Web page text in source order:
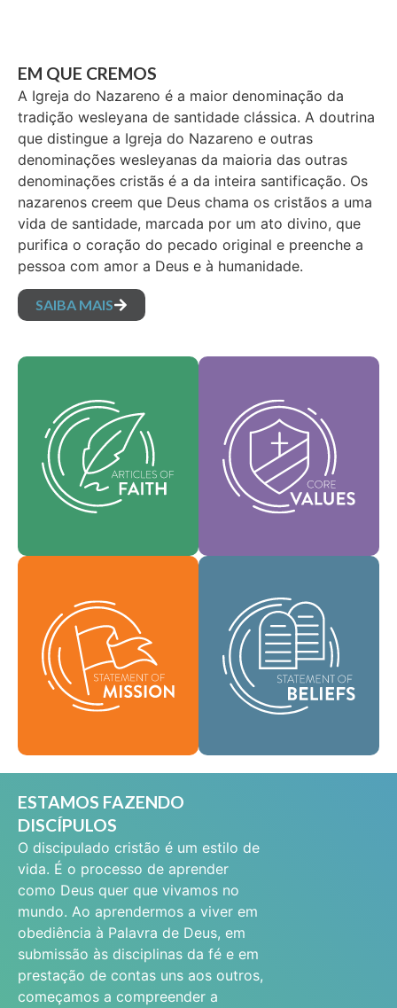
EM QUE CREMOS
A Igreja do Nazareno é a maior denominação da
tradição wesleyana de santidade clássica. A doutrina
que distingue a Igreja do Nazareno e outras
denominações wesleyanas da maioria das outras
denominações cristãs é a da inteira santificação. Os
nazarenos creem que Deus chama os cristãos a uma
vida de santidade, marcada por um ato divino, que
purifica o coração do pecado original e preenche a
pessoa com amor a Deus e à humanidade.
SAIBA MAIS
fundamentais e
estabelecem as
verdades essenciais
que orientam todas as
áreas de nossa prática.
Nossos valores
essência da nossa
identidade, sustentam
a visão da nossa
denominação e
ajudam a moldar a
nossa cultura.
missão define quem
somos, por que
existimos e nossa
razão de ser.
Missão
comunidade global de
levar as boas novas da
vida em Jesus Cristo a
pessoas em todos os
lugares e de difundir a
mensagem da
santidade bíblica por
ESTAMOS FAZENDO
DISCÍPULOS
O discipulado cristão é um estilo de
vida. É o processo de aprender
como Deus quer que vivamos no
mundo. Ao aprendermos a viver em
obediência à Palavra de Deus, em
submissão às disciplinas da fé e em
prestação de contas uns aos outros,
começamos a compreender a